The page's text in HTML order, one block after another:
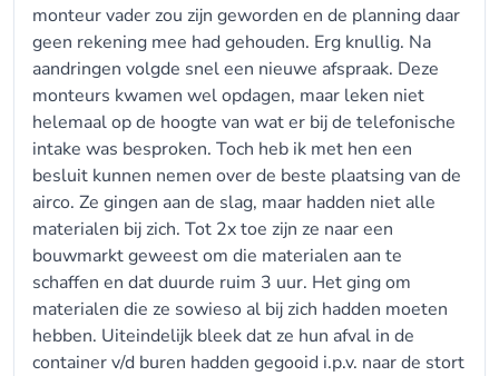
monteur vader zou zijn geworden en de planning daar
geen rekening mee had gehouden. Erg knullig. Na
aandringen volgde snel een nieuwe afspraak. Deze
monteurs kwamen wel opdagen, maar leken niet
helemaal op de hoogte van wat er bij de telefonische
intake was besproken. Toch heb ik met hen een
besluit kunnen nemen over de beste plaatsing van de
airco. Ze gingen aan de slag, maar hadden niet alle
materialen bij zich. Tot 2x toe zijn ze naar een
bouwmarkt geweest om die materialen aan te
schaffen en dat duurde ruim 3 uur. Het ging om
materialen die ze sowieso al bij zich hadden moeten
hebben. Uiteindelijk bleek dat ze hun afval in de
container v/d buren hadden gegooid i.p.v. naar de stort